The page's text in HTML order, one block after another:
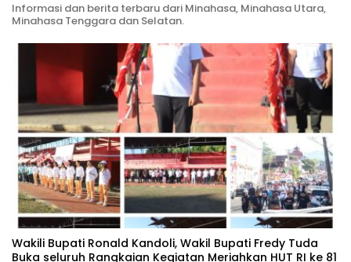
Informasi dan berita terbaru dari Minahasa, Minahasa Utara,
Minahasa Tenggara dan Selatan.
Wakili Bupati Ronald Kandoli, Wakil Bupati Fredy Tuda
Buka seluruh Rangkaian Kegiatan Meriahkan HUT RI ke 81